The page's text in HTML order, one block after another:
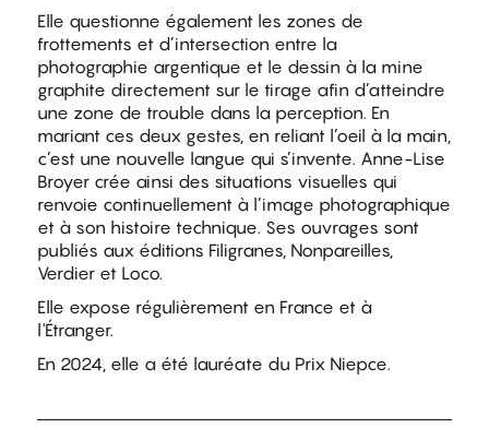
Elle questionne également les zones de
frottements et d’intersection entre la
photographie argentique et le dessin à la mine
graphite directement sur le tirage afin d’atteindre
une zone de trouble dans la perception. En
mariant ces deux gestes, en reliant l’oeil à la main,
c’est une nouvelle langue qui s’invente. Anne-Lise
Broyer crée ainsi des situations visuelles qui
renvoie continuellement à l’image photographique
et à son histoire technique. Ses ouvrages sont
publiés aux éditions Filigranes, Nonpareilles,
Verdier et Loco.
Elle expose régulièrement en France et à
l'Étranger.
En 2024, elle a été lauréate du Prix Niepce.